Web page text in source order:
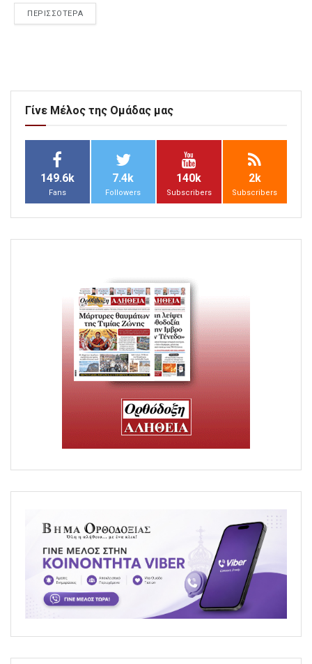
ΠΕΡΙΣΣΟΤΕΡΑ
Γίνε Μέλος της Ομάδας μας
149.6k
Fans
7.4k
Followers
140k
Subscribers
2k
Subscribers